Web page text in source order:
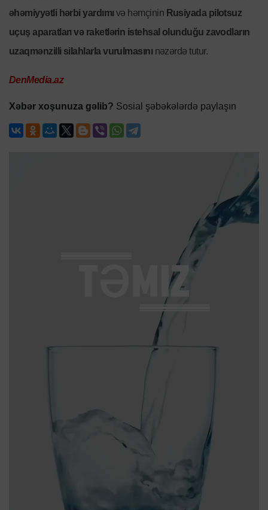
əhəmiyyətli hərbi yardımı və həmçinin Rusiyada pilotsuz
uçuş aparatları və raketlərin istehsal olunduğu zavodların
uzaqmənzilli silahlarla vurulmasını nəzərdə tutur.
DenMedia.az
Xəbər xoşunuza gəlib? Sosial şəbəkələrdə paylaşın